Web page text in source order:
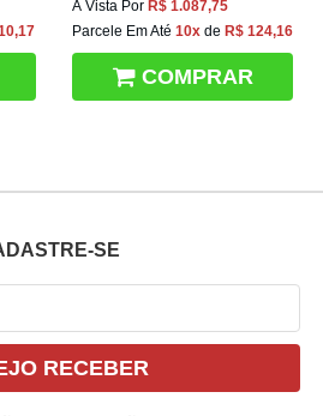
À Vista Por R$ 1.087,75
Parcele Em Até 10x de R$ 124,16
COMPRAR
SE
RECEBER